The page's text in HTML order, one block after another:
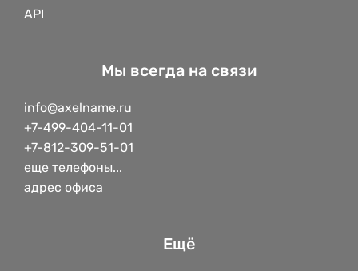
API
Мы всегда на связи
info@axelname.ru
+7-499-404-11-01
+7-812-309-51-01
еще телефоны...
адрес офиса
Ещё